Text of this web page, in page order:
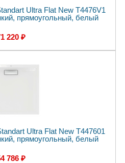
Ultra Flat New T4476V1
прямоугольный, белый
220 ₽
Ultra Flat New T447601
прямоугольный, белый
786 ₽